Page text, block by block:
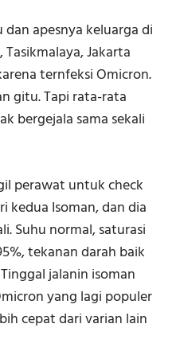
apesnya keluarga di
Jakarta
ternfeksi Omicron.
gitu. Tapi rata-rata
bergejala sama sekali
perawat untuk check
kedua Isoman, dan dia
Suhu normal, saturasi
tekanan darah baik
jalanin isoman
yang lagi populer
cepat dari varian lain